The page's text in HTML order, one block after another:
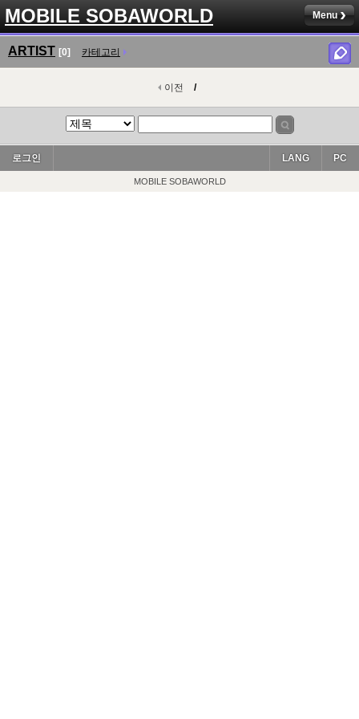
MOBILE SOBAWORLD Menu
ARTIST [0] 카테고리
이전 /
로그인 PC
LANG
MOBILE SOBAWORLD